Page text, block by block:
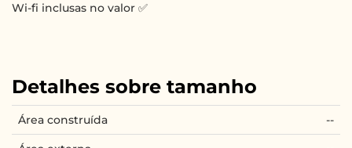
Wi-fi inclusas no valor ✅
Detalhes sobre tamanho
Área construída --